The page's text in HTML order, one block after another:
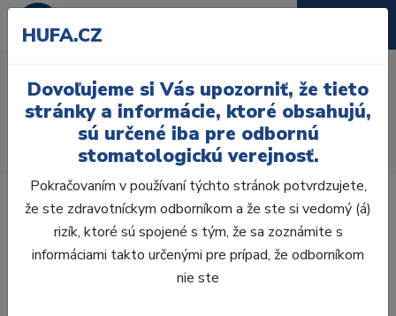
D43, B3
Zuby
AcryRock
AcryRock 1x28 S38-I38-D43, B3
HUFA.CZ
Dovoľujeme si Vás upozorniť, že tieto
stránky a informácie, ktoré obsahujú,
sú určené iba pre odbornú
stomatologickú verejnosť.
Pokračovaním v používaní týchto stránok potvrdzujete,
že ste zdravotníckym odborníkom a že ste si vedomý (á)
rizík, ktoré sú spojené s tým, že sa zoznámite s
informáciami takto určenými pre prípad, že odborníkom
nie ste